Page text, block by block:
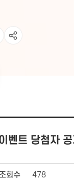
벤트 당첨자
조회수 478